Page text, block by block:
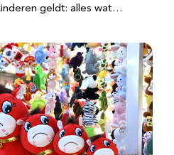
geldt: alles wat…